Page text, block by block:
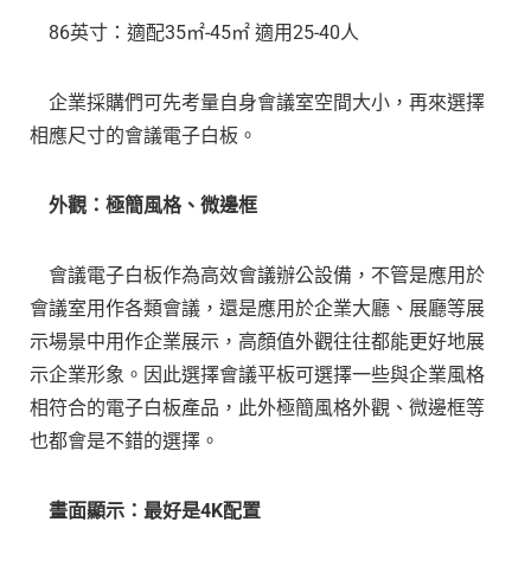
86英寸：適配35㎡-45㎡ 適用25-40人
企業採購們可先考量自身會議室空間大小，再來選擇
相應尺寸的會議電子白板。
外觀：極簡風格、微邊框
會議電子白板作為高效會議辦公設備，不管是應用於
會議室用作各類會議，還是應用於企業大廳、展廳等展
示場景中用作企業展示，高顏值外觀往往都能更好地展
示企業形象。因此選擇會議平板可選擇一些與企業風格
相符合的電子白板產品，此外極簡風格外觀、微邊框等
也都會是不錯的選擇。
畫面顯示：最好是4K配置